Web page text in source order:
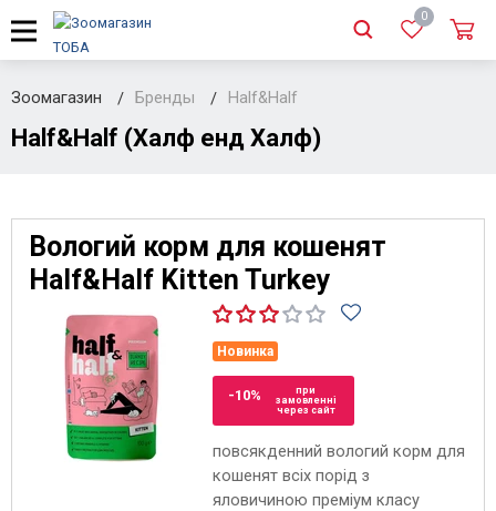
0
Зоомагазин Бренды Half&Half
Half&Half (Халф енд Халф)
Вологий корм для кошенят
Half&Half Kitten Turkey
Новинка
-10%
при
замовленні
через сайт
повсякденний вологий корм для
кошенят всіх порід з
яловичиною преміум класу